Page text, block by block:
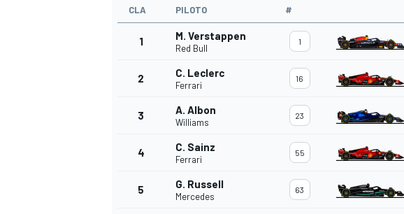
FÓRMULA E
CLA PILOTO #
1 M. Verstappen
Red Bull
1
2 C. Leclerc
Ferrari
16
3 A. Albon
Williams
23
4 C. Sainz
Ferrari
55
5 G. Russell
Mercedes
63